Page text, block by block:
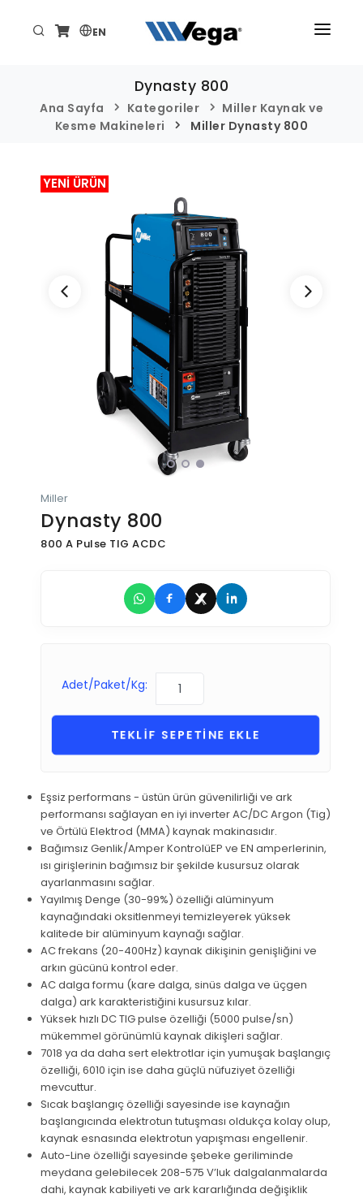
EN
ÜRÜNLER
TEKNİK/DESTEK
HABER VE ETKİNLİKLER
Dynasty 800
Ana Sayfa Kategoriler
Miller Kaynak ve
Kesme Makineleri
Miller Dynasty 800
YENİ ÜRÜN
Miller
Dynasty 800
800 A Pulse TIG ACDC
Adet/Paket/Kg:
TEKLİF SEPETİNE EKLE
Eşsiz performans - üstün ürün güvenilirliği ve ark
performansı sağlayan en iyi inverter AC/DC Argon (Tig)
ve Örtülü Elektrod (MMA) kaynak makinasıdır.
Bağımsız Genlik/Amper KontrolüEP ve EN amperlerinin,
ısı girişlerinin bağımsız bir şekilde kusursuz olarak
ayarlanmasını sağlar.
Yayılmış Denge (30-99%) özelliği alüminyum
kaynağındaki oksitlenmeyi temizleyerek yüksek
kalitede bir alüminyum kaynağı sağlar.
AC frekans (20-400Hz) kaynak dikişinin genişliğini ve
arkın gücünü kontrol eder.
AC dalga formu (kare dalga, sinüs dalga ve üçgen
dalga) ark karakteristiğini kusursuz kılar.
Yüksek hızlı DC TIG pulse özelliği (5000 pulse/sn)
mükemmel görünümlü kaynak dikişleri sağlar.
7018 ya da daha sert elektrotlar için yumuşak başlangıç
özelliği, 6010 için ise daha güçlü nüfuziyet özelliği
mevcuttur.
Sıcak başlangıç özelliği sayesinde ise kaynağın
başlangıcında elektrotun tutuşması oldukça kolay olup,
kaynak esnasında elektrotun yapışması engellenir.
Auto-Line özelliği sayesinde şebeke geriliminde
meydana gelebilecek 208-575 V’luk dalgalanmalarda
dahi, kaynak kabiliyeti ve ark kararlığında değişiklik